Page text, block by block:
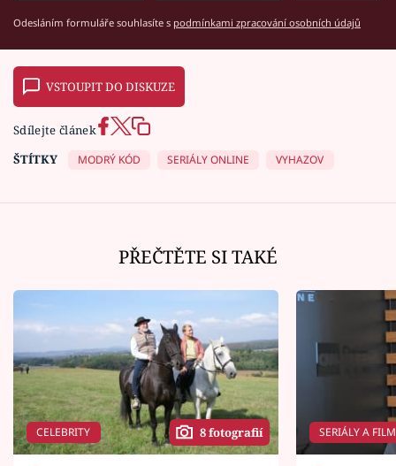
Odesláním formuláře souhlasíte s podmínkami zpracování osobních údajů
VSTOUPIT DO DISKUZE
Sdílejte článek
ŠTÍTKY
MODRÝ KÓD SERIÁLY ONLINE VYHAZOV
PŘEČTĚTE SI TAKÉ
CELEBRITY 8 fotografií SERIÁLY A